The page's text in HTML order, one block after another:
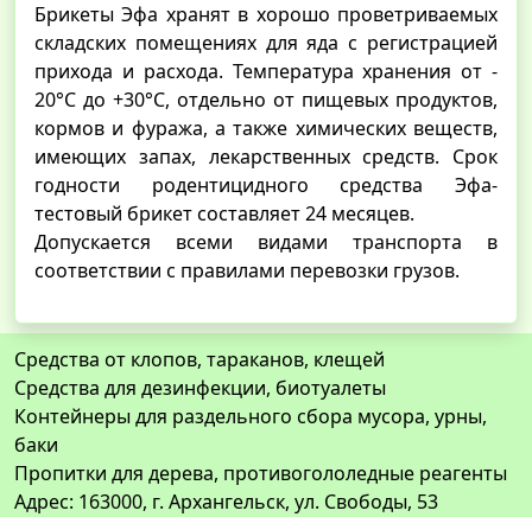
Брикеты Эфа хранят в хорошо проветриваемых
складских помещениях для яда с регистрацией
прихода и расхода. Температура хранения от -
20°С до +30°С, отдельно от пищевых продуктов,
кормов и фуража, а также химических веществ,
имеющих запах, лекарственных средств. Срок
годности родентицидного средства Эфа-
тестовый брикет составляет 24 месяцев.
Допускается всеми видами транспорта в
соответствии с правилами перевозки грузов.
Средства от клопов, тараканов, клещей
Средства для дезинфекции, биотуалеты
Контейнеры для раздельного сбора мусора, урны,
баки
Пропитки для дерева, противогололедные реагенты
Адрес: 163000, г. Архангельск, ул. Свободы, 53